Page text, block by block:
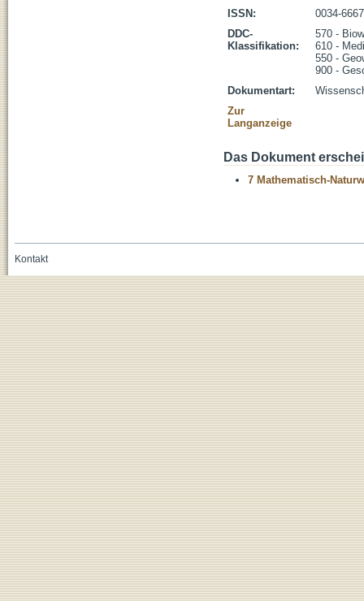
ISSN:
0034-6667
DDC-
Klassifikation:
570 -
610 -
550 -
900 -
Dokumentart:
Zur
Langanzeige
Das Dokument
7 Mathematisch-
Kontakt